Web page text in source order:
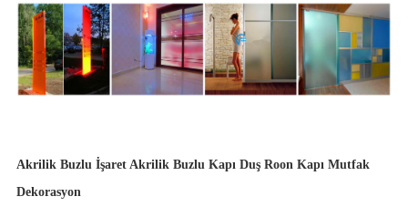
Akrilik Buzlu İşaret Akrilik Buzlu Kapı Duş Roon Kapı Mutfak
Dekorasyon